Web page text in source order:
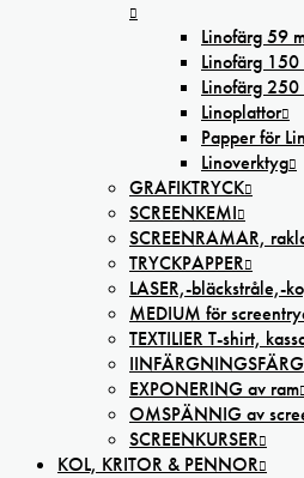
Linofärg 59
Linofärg 150
Linofärg 250
Linoplattor
Papper för
Linoverktyg
GRAFIKTRYCK
SCREENKEMI
SCREENRAMAR,
TRYCKPAPPER
LASER,-bläckstråle,-
MEDIUM för
TEXTILIER T-shirt,
EXPONERING av ram
OMSPÄNNIG av
SCREENKURSER
KOL, KRITOR & PENNOR